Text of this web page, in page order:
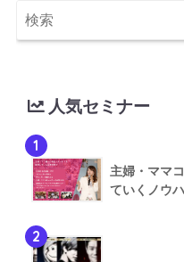
人気セミナー
1
主婦・ママ
ていくノウ
2